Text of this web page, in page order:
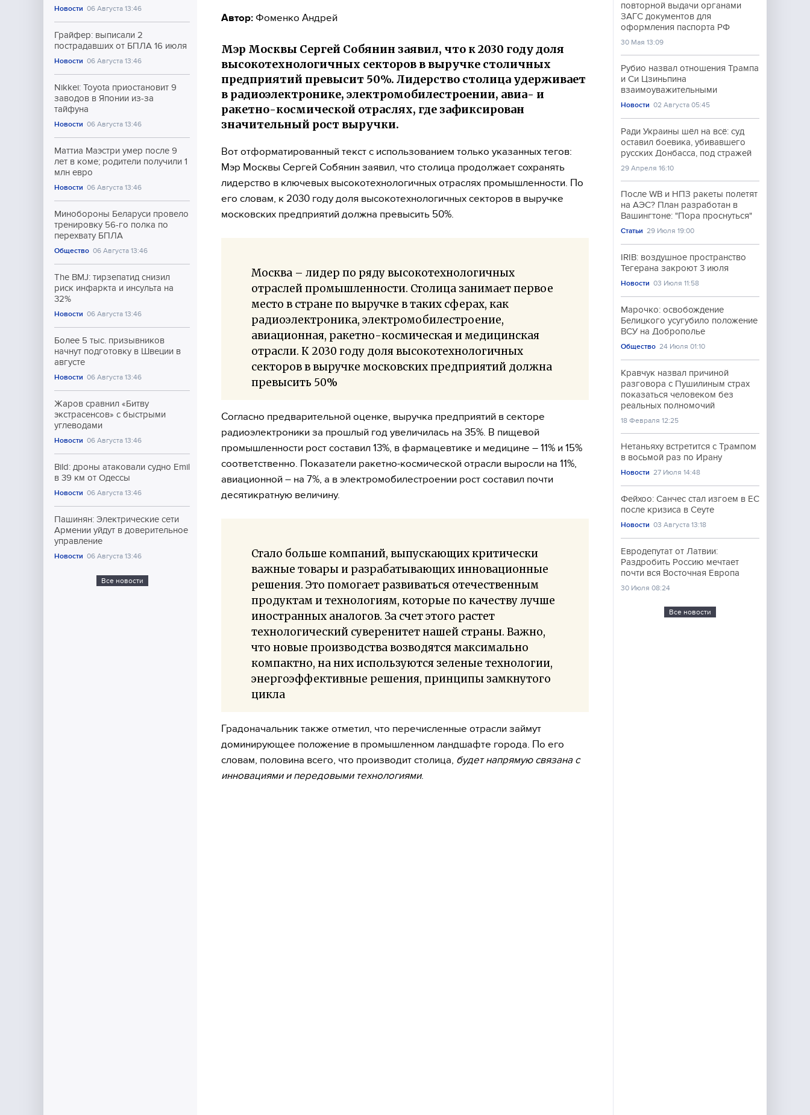
Новости 06 Августа 13:46
Грайфер: выписали 2
пострадавших от БПЛА 16 июля
Новости 06 Августа 13:46
Nikkei: Toyota приостановит 9
заводов в Японии из-за
тайфуна
Новости 06 Августа 13:46
Маттиа Маэстри умер после 9
лет в коме; родители получили 1
млн евро
Новости 06 Августа 13:46
Минобороны Беларуси провело
тренировку 56-го полка по
перехвату БПЛА
Общество 06 Августа 13:46
The BMJ: тирзепатид снизил
риск инфаркта и инсульта на
32%
Новости 06 Августа 13:46
Более 5 тыс. призывников
начнут подготовку в Швеции в
августе
Новости 06 Августа 13:46
Жаров сравнил «Битву
экстрасенсов» с быстрыми
углеводами
Новости 06 Августа 13:46
Bild: дроны атаковали судно Emil
в 39 км от Одессы
Новости 06 Августа 13:46
Пашинян: Электрические сети
Армении уйдут в доверительное
управление
Новости 06 Августа 13:46
Все новости
Автор: Фоменко Андрей
Мэр Москвы Сергей Собянин заявил, что к 2030 году доля
высокотехнологичных секторов в выручке столичных
предприятий превысит 50%. Лидерство столица удерживает
в радиоэлектронике, электромобилестроении, авиа- и
ракетно-космической отраслях, где зафиксирован
значительный рост выручки.
Вот отформатированный текст с использованием только указанных тегов:
Мэр Москвы Сергей Собянин заявил, что столица продолжает сохранять
лидерство в ключевых высокотехнологичных отраслях промышленности. По
его словам, к 2030 году доля высокотехнологичных секторов в выручке
московских предприятий должна превысить 50%.
Москва – лидер по ряду высокотехнологичных
отраслей промышленности. Столица занимает первое
место в стране по выручке в таких сферах, как
радиоэлектроника, электромобилестроение,
авиационная, ракетно-космическая и медицинская
отрасли. К 2030 году доля высокотехнологичных
секторов в выручке московских предприятий должна
превысить 50%
Согласно предварительной оценке, выручка предприятий в секторе
радиоэлектроники за прошлый год увеличилась на 35%. В пищевой
промышленности рост составил 13%, в фармацевтике и медицине – 11% и 15%
соответственно. Показатели ракетно-космической отрасли выросли на 11%,
авиационной – на 7%, а в электромобилестроении рост составил почти
десятикратную величину.
Стало больше компаний, выпускающих критически
важные товары и разрабатывающих инновационные
решения. Это помогает развиваться отечественным
продуктам и технологиям, которые по качеству лучше
иностранных аналогов. За счет этого растет
технологический суверенитет нашей страны. Важно,
что новые производства возводятся максимально
компактно, на них используются зеленые технологии,
энергоэффективные решения, принципы замкнутого
цикла
Градоначальник также отметил, что перечисленные отрасли займут
доминирующее положение в промышленном ландшафте города. По его
словам, половина всего, что производит столица, будет напрямую связана с
инновациями и передовыми технологиями.
повторной выдачи органами
ЗАГС документов для
оформления паспорта РФ
30 Мая 13:09
Рубио назвал отношения Трампа
и Си Цзиньпина
взаимоуважительными
Новости 02 Августа 05:45
Ради Украины шёл на всё: суд
оставил боевика, убивавшего
русских Донбасса, под стражей
29 Апреля 16:10
После WB и НПЗ ракеты полетят
на АЭС? План разработан в
Вашингтоне: "Пора проснуться"
Статьи 29 Июля 19:00
IRIB: воздушное пространство
Тегерана закроют 3 июля
Новости 03 Июля 11:58
Марочко: освобождение
Белицкого усугубило положение
ВСУ на Доброполье
Общество 24 Июля 01:10
Кравчук назвал причиной
разговора с Пушилиным страх
показаться человеком без
реальных полномочий
18 Февраля 12:25
Нетаньяху встретится с Трампом
в восьмой раз по Ирану
Новости 27 Июля 14:48
Фейхоо: Санчес стал изгоем в ЕС
после кризиса в Сеуте
Новости 03 Августа 13:18
Евродепутат от Латвии:
Раздробить Россию мечтает
почти вся Восточная Европа
30 Июля 08:24
Все новости